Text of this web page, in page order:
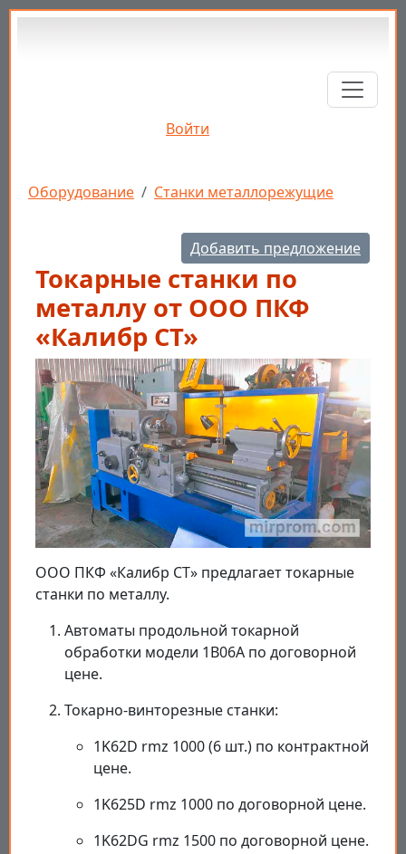
Перейти к основному содержанию
Войти
Строка навигации
Оборудование Станки металлорежущие
Добавить предложение
Токарные станки по
металлу от ООО ПКФ
«Калибр СТ»
ООО ПКФ «Калибр СТ» предлагает токарные
станки по металлу.
Автоматы продольной токарной
обработки модели 1B06A по договорной
цене.
Токарно-винторезные станки:
1K62D rmz 1000 (6 шт.) по контрактной
цене.
1K625D rmz 1000 по договорной цене.
1K62DG rmz 1500 по договорной цене.